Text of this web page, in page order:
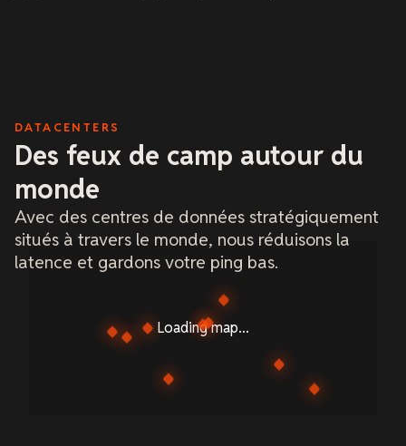
DATACENTERS
Des feux de camp autour du
monde
Avec des centres de données stratégiquement
situés à travers le monde, nous réduisons la
latence et gardons votre ping bas.
Loading map...